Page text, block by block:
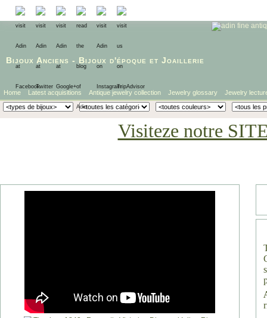
Bijoux Anciens - Bijoux d'époque et Joaillerie
Home Latest acquisitions Antique jewelry collection Jewelry glossary Jewelry
Visiteze notre